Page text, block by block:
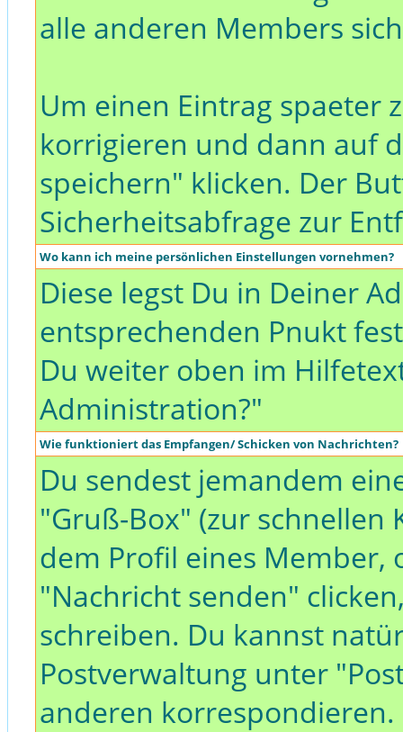
alle anderen Members
Um einen Eintrag spaeter
korrigieren und dann auf
speichern" klicken. Der
Sicherheitsabfrage zur
Wo kann ich meine persönlichen Einstellungen vornehmen?
Diese legst Du in Deiner
entsprechenden Pnukt
Du weiter oben im
Administration?"
Wie funktioniert das Empfangen/ Schicken von Nachrichten?
Du sendest jemandem
"Gruß-Box" (zur
dem Profil eines Member,
"Nachricht senden"
schreiben. Du kannst
Postverwaltung unter
anderen korrespondieren.